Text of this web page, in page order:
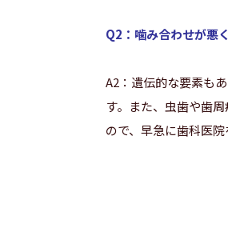
Q2：噛み合わせが悪
A2：遺伝的な要素も
す。また、虫歯や歯
ので、早急に歯科医院